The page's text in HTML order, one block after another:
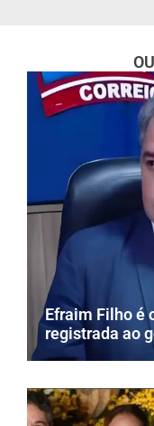
Efraim Filho é
registrada ao